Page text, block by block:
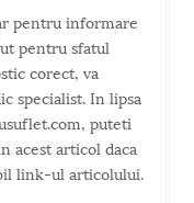
pentru informare
pentru sfatul
corect, va
specialist. In lipsa
puteti
acest articol daca
link-ul articolului.